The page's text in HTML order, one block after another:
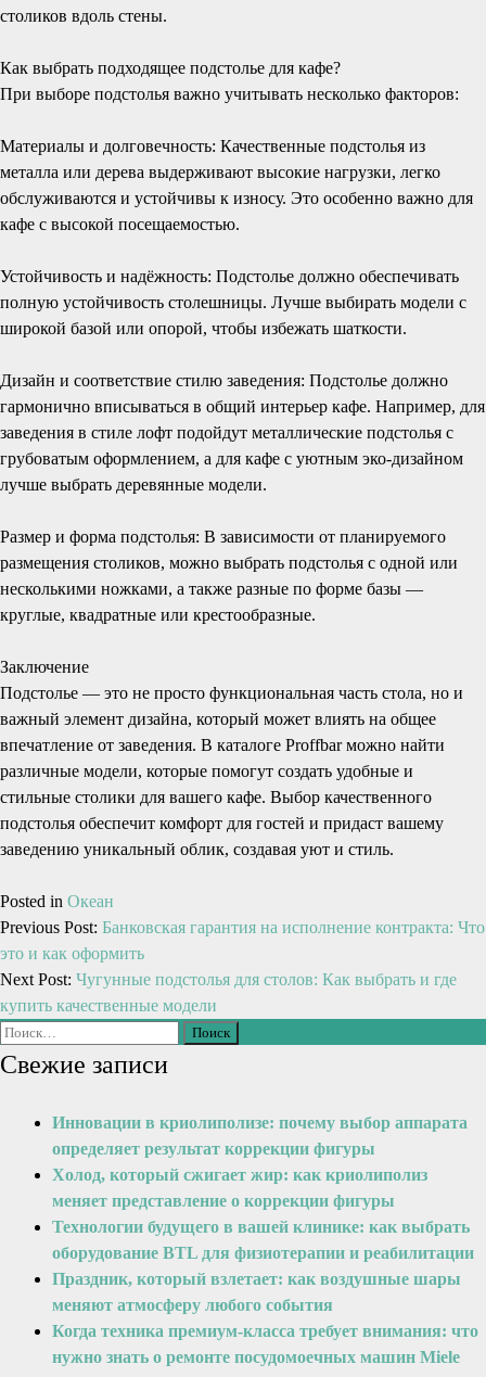
столиков вдоль стены.
Как выбрать подходящее подстолье для кафе?
При выборе подстолья важно учитывать несколько факторов:
Материалы и долговечность: Качественные подстолья из
металла или дерева выдерживают высокие нагрузки, легко
обслуживаются и устойчивы к износу. Это особенно важно для
кафе с высокой посещаемостью.
Устойчивость и надёжность: Подстолье должно обеспечивать
полную устойчивость столешницы. Лучше выбирать модели с
широкой базой или опорой, чтобы избежать шаткости.
Дизайн и соответствие стилю заведения: Подстолье должно
гармонично вписываться в общий интерьер кафе. Например, для
заведения в стиле лофт подойдут металлические подстолья с
грубоватым оформлением, а для кафе с уютным эко-дизайном
лучше выбрать деревянные модели.
Размер и форма подстолья: В зависимости от планируемого
размещения столиков, можно выбрать подстолья с одной или
несколькими ножками, а также разные по форме базы —
круглые, квадратные или крестообразные.
Заключение
Подстолье — это не просто функциональная часть стола, но и
важный элемент дизайна, который может влиять на общее
впечатление от заведения. В каталоге Proffbar можно найти
различные модели, которые помогут создать удобные и
стильные столики для вашего кафе. Выбор качественного
подстолья обеспечит комфорт для гостей и придаст вашему
заведению уникальный облик, создавая уют и стиль.
Posted in Океан
Previous Post: Банковская гарантия на исполнение контракта: Что
это и как оформить
Next Post: Чугунные подстолья для столов: Как выбрать и где
купить качественные модели
Свежие записи
Инновации в криолиполизе: почему выбор аппарата
определяет результат коррекции фигуры
Холод, который сжигает жир: как криолиполиз
меняет представление о коррекции фигуры
Технологии будущего в вашей клинике: как выбрать
оборудование BTL для физиотерапии и реабилитации
Праздник, который взлетает: как воздушные шары
меняют атмосферу любого события
Когда техника премиум-класса требует внимания: что
нужно знать о ремонте посудомоечных машин Miele